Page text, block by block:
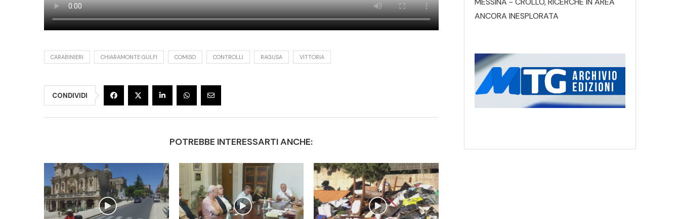
CARABINIERI CHIARAMONTE GULFI COMISO CONTROLLI RAGUSA VITTORIA
CONDIVIDI
POTREBBE INTERESSARTI ANCHE:
ANCORA INESPLORATA